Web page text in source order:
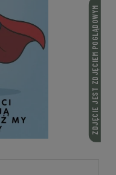
ZDJĘCIE JEST ZDJĘCIEM POGLĄDOWYM